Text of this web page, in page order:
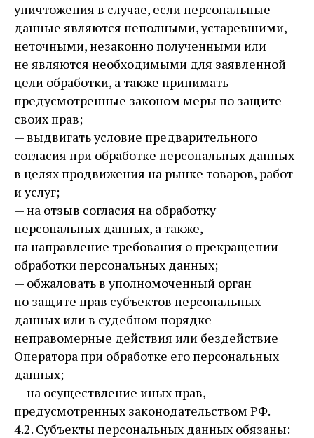
уничтожения в случае, если персональные
данные являются неполными, устаревшими,
неточными, незаконно полученными или
не являются необходимыми для заявленной
цели обработки, а также принимать
предусмотренные законом меры по защите
своих прав;
— выдвигать условие предварительного
согласия при обработке персональных данных
в целях продвижения на рынке товаров, работ
и услуг;
— на отзыв согласия на обработку
персональных данных, а также,
на направление требования о прекращении
обработки персональных данных;
— обжаловать в уполномоченный орган
по защите прав субъектов персональных
данных или в судебном порядке
неправомерные действия или бездействие
Оператора при обработке его персональных
данных;
— на осуществление иных прав,
предусмотренных законодательством РФ.
4.2. Субъекты персональных данных обязаны: